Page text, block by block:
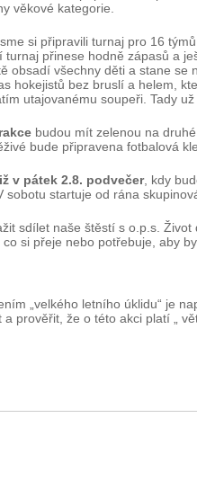
věkové kategorie.
si připravili turnaj pro 16
turnaj přinese hodně zápasů a
obsadí všechny děti a stane se
hokejistů bez bruslí a helem,
utajovanému soupeři. Tady
budou mít zelenou na
bude připravena fotbalová
v pátek 2.8. podvečer, kdy
sobotu startuje od rána
sdílet naše štěstí s o.p.s.
si přeje nebo potřebuje, aby
„velkého letního úklidu“ je
prověřit, že o této akci platí „